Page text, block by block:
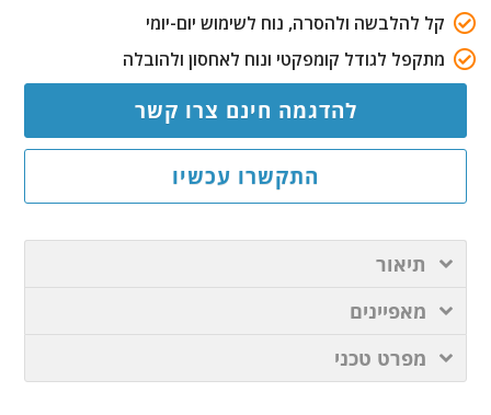
קל להלבשה ולהסרה, נוח לשימוש יום-יומי
מתקפל לגודל קומפקטי ונוח לאחסון ולהובלה
להדגמה חינם צרו קשר
התקשרו עכשיו
תיאור
מאפיינים
מפרט טכני